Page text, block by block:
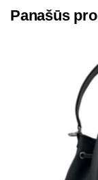
Panašūs